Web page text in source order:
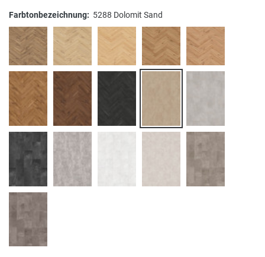
Farbtonbezeichnung: 5288 Dolomit Sand